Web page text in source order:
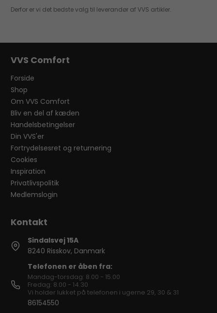
Derfor er vi det bedste valg til leverandør af VVS artikler.
VVS Comfort
Forside
Shop
Om VVS Comfort
Bliv en del af kæden
Handelsbetingelser
Din VVS'er
Fortrydelsesret og returnering
Cookies
Inspiration
Privatlivspolitik
Medlemslogin
Sindalsvej 15A
8240 Risskov, Danmark
Telefonen er åben fra:
Mandag-torsdag: 8.00 - 15.00
Fredag: 8.00 - 14.30
Vi holder lukket på telefonen i ugerne 29, 30 & 31
86154550